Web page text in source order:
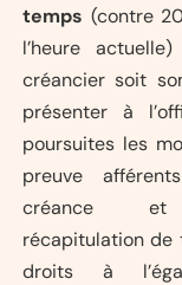
temps (contre
l’heure
créancier soit
présenter à
poursuites les
preuve
créance
récapitulation de
droits à